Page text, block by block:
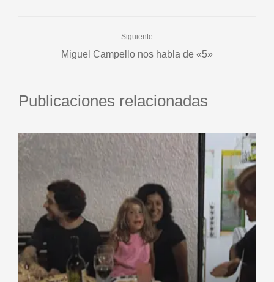
Siguiente
Miguel Campello nos habla de «5»
Publicaciones relacionadas